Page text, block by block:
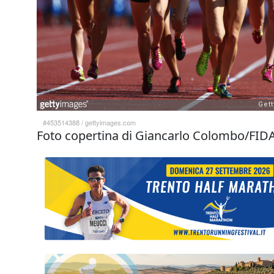
#453514388/gettyimages.com
Foto copertina di Giancarlo Colombo/